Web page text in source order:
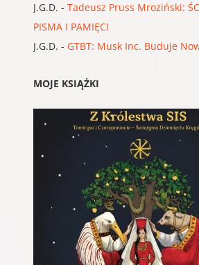
J.G.D. - Tadeusz Pruss Mroziński:
PISMA I PAMIĘCI
J.G.D. - GTBT: Musk Inc. Buduje
MOJE KSIĄŻKI